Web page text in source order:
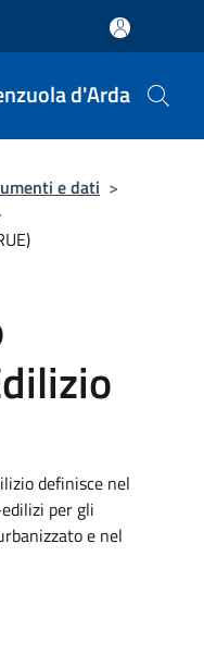
d'Arda
e dati >
definisce nel
per gli
e nel